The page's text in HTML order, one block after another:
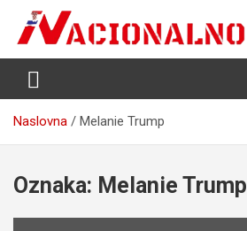
content
NacionalnoPlus.hr
Nacija želi znati više
Naslovna Melanie Trump
Oznaka: Melanie Trump